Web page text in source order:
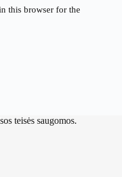
this browser for the
teisės saugomos.